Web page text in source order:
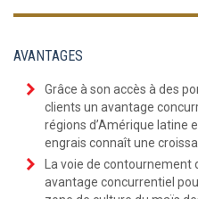
AVANTAGES
Grâce à son accès à des
clients un avantage
régions d’Amérique latine
engrais connaît une
La voie de contournement
avantage concurrentiel